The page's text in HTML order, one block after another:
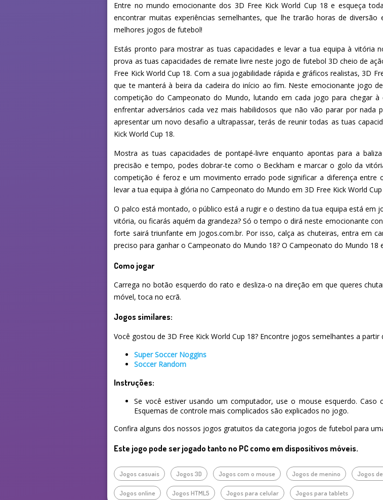
Entre no mundo emocionante dos 3D Free Kick World Cup 18 e esqueça
encontrar muitas experiências semelhantes, que lhe trarão horas de
melhores jogos de futebol!
Estás pronto para mostrar as tuas capacidades e levar a tua equipa à vitória
prova as tuas capacidades de remate livre neste jogo de futebol 3D cheio de
Free Kick World Cup 18. Com a sua jogabilidade rápida e gráficos realistas, 3D
que te manterá à beira da cadeira do início ao fim. Neste emocionante jogo
competição do Campeonato do Mundo, lutando em cada jogo para chegar
enfrentar adversários cada vez mais habilidosos que não vão parar por
apresentar um novo desafio a ultrapassar, terás de reunir todas as tuas
Kick World Cup 18.
Mostra as tuas capacidades de pontapé-livre enquanto apontas para a
precisão e tempo, podes dobrar-te como o Beckham e marcar o golo da
competição é feroz e um movimento errado pode significar a diferença entre
levar a tua equipa à glória no Campeonato do Mundo em 3D Free Kick World Cup
O palco está montado, o público está a rugir e o destino da tua equipa está em
vitória, ou ficarás aquém da grandeza? Só o tempo o dirá neste emocionante
forte sairá triunfante em Jogos.com.br. Por isso, calça as chuteiras, entra em
preciso para ganhar o Campeonato do Mundo 18? O Campeonato do Mundo
Como jogar
Carrega no botão esquerdo do rato e desliza-o na direção em que queres
móvel, toca no ecrã.
Jogos similares:
Você gostou de 3D Free Kick World Cup 18? Encontre jogos semelhantes a partir
Super Soccer Noggins
Soccer Random
Instruções:
Se você estiver usando um computador, use o mouse esquerdo.
Esquemas de controle mais complicados são explicados no jogo.
Confira alguns dos nossos jogos gratuitos da categoria jogos de futebol para
Este jogo pode ser jogado tanto no PC como em dispositivos móveis.
Jogos casuais Jogos 3D Jogos com o mouse Jogos de menino Jogos
Jogos online Jogos HTML5 Jogos para celular Jogos para tablets